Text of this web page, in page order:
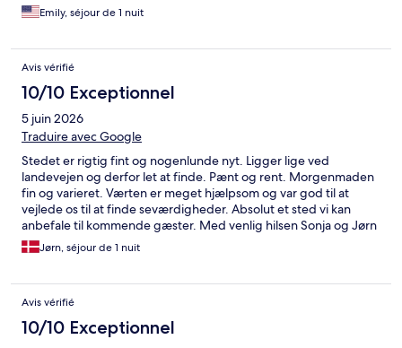
Emily, séjour de 1 nuit
Avis vérifié
10/10 Exceptionnel
5 juin 2026
Traduire avec Google
Stedet er rigtig fint og nogenlunde nyt. Ligger lige ved
landevejen og derfor let at finde. Pænt og rent. Morgenmaden
fin og varieret. Værten er meget hjælpsom og var god til at
vejlede os til at finde seværdigheder. Absolut et sted vi kan
anbefale til kommende gæster. Med venlig hilsen Sonja og Jørn
VindJørn, séjour de 1 nuit
Avis vérifié
10/10 Exceptionnel